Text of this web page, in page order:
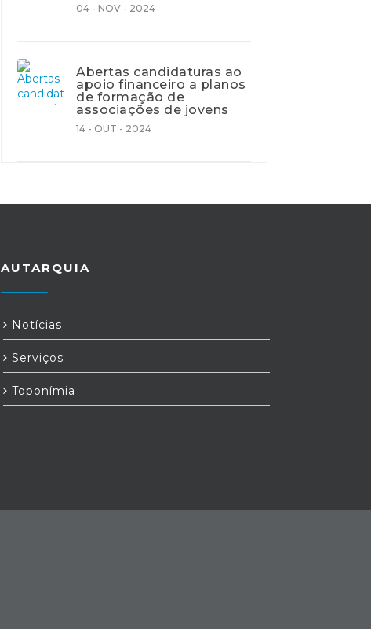
04 - NOV - 2024
Abertas candidaturas ao
apoio financeiro a planos
de formação de
associações de jovens
14 - OUT - 2024
AUTARQUIA
Notícias
Serviços
Toponímia